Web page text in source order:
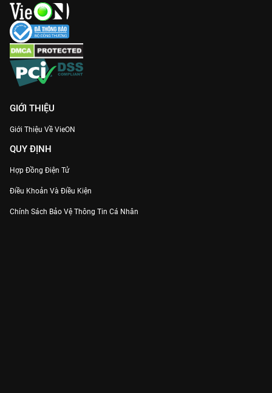
GIỚI THIỆU
Giới Thiệu Về VieON
QUY ĐỊNH
Hợp Đồng Điện Tử
Điều Khoản Và Điều Kiện
Chính Sách Bảo Vệ Thông Tin Cá Nhân